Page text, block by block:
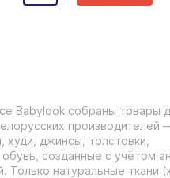
Babylook собраны товары
производителей
худи, джинсы, толстовки,
созданные с учётом
Только натуральные ткани